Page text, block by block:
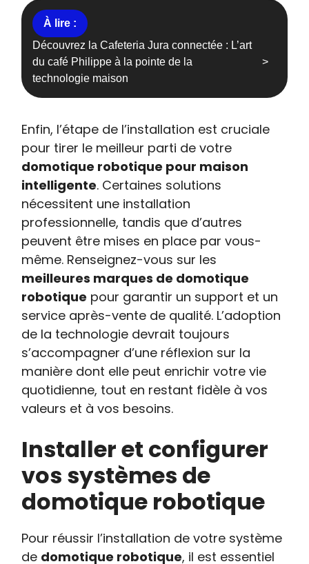
Découvrez la Cafeteria Jura connectée : L’art
du café Philippe à la pointe de la
technologie maison
Enfin, l’étape de l’installation est cruciale
pour tirer le meilleur parti de votre
domotique robotique pour maison
intelligente. Certaines solutions
nécessitent une installation
professionnelle, tandis que d’autres
peuvent être mises en place par vous-
même. Renseignez-vous sur les
meilleures marques de domotique
robotique pour garantir un support et un
service après-vente de qualité. L’adoption
de la technologie devrait toujours
s’accompagner d’une réflexion sur la
manière dont elle peut enrichir votre vie
quotidienne, tout en restant fidèle à vos
valeurs et à vos besoins.
Installer et configurer
vos systèmes de
domotique robotique
Pour réussir l’installation de votre système
de domotique robotique, il est essentiel